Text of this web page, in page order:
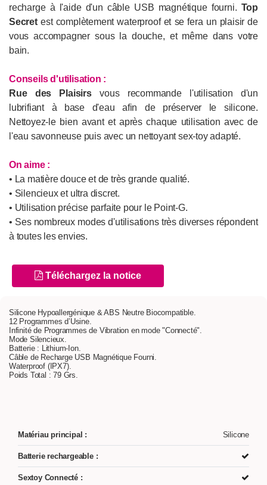
recharge à l'aide d'un câble USB magnétique fourni. Top
Secretest complètement waterproof et se fera un plaisir de
vous accompagner sous la douche, et même dans votre
bain.
Conseils d'utilisation :
Rue des Plaisirsvous recommande l'utilisation d'un
lubrifiant à base d'eau afin de préserver le silicone.
Nettoyez-le bien avant et après chaque utilisation avec de
l'eau savonneuse puis avec un nettoyant sex-toy adapté.
On aime :
• La matière douce et de très grande qualité.
• Silencieux et ultra discret.
• Utilisation précise parfaite pour le Point-G.
• Ses nombreux modes d'utilisations très diverses répondent
à toutes les envies.
Téléchargez la notice
Silicone Hypoallergénique & ABS Neutre Biocompatible.
12 Programmes d’Usine.
Infinité de Programmes de Vibration en mode "Connecté".
Mode Silencieux.
Batterie : Lithium-Ion.
Câble de Recharge USB Magnétique Fourni.
Waterproof (IPX7).
Poids Total : 79 Grs.
Matériau principal : Silicone
Batterie rechargeable :
Sextoy Connecté :